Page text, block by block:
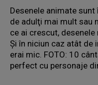
Desenele animate
de adulţi mai mult sau
ce ai crescut, desenele
Şi în niciun caz atât de
erai mic. FOTO: 10
perfect cu personaje